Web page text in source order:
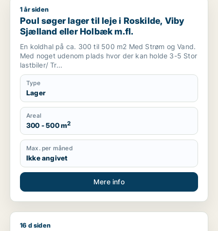
Poul søger lager til leje i Roskilde, Viby Sjælland eller
1 år siden
Poul søger lager til leje i Roskilde, Viby
Sjælland eller Holbæk m.fl.
En koldhal på ca. 300 til 500 m2 Med Strøm og Vand.
Med noget udenom plads hvor der kan holde 3-5 Stor
lastbiler/ Tr...
Type
Lager
Areal
300 - 500 m2
Max. per måned
Ikke angivet
Mere info
Allan søger lager, værksted, butik, erhvervsgrund,
16 d siden